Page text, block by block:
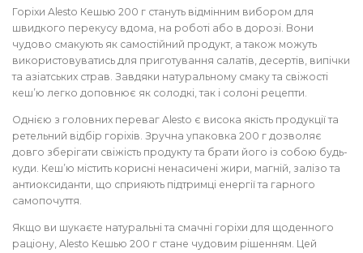
Горіхи Alesto Кешью 200 г стануть відмінним вибором для
швидкого перекусу вдома, на роботі або в дорозі. Вони
чудово смакують як самостійний продукт, а також можуть
використовуватись для приготування салатів, десертів, випічки
та азіатських страв. Завдяки натуральному смаку та свіжості
кеш’ю легко доповнює як солодкі, так і солоні рецепти.
Однією з головних переваг Alesto є висока якість продукції та
ретельний відбір горіхів. Зручна упаковка 200 г дозволяє
довго зберігати свіжість продукту та брати його із собою будь-
куди. Кеш’ю містить корисні ненасичені жири, магній, залізо та
антиоксиданти, що сприяють підтримці енергії та гарного
самопочуття.
Якщо ви шукаєте натуральні та смачні горіхи для щоденного
раціону, Alesto Кешью 200 г стане чудовим рішенням. Цей